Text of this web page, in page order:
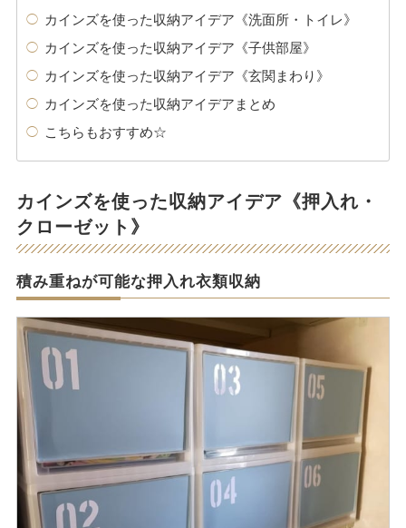
カインズを使った収納アイデア《洗面所・トイレ》
カインズを使った収納アイデア《子供部屋》
カインズを使った収納アイデア《玄関まわり》
カインズを使った収納アイデアまとめ
こちらもおすすめ☆
カインズを使った収納アイデア《押入れ・
クローゼット》
積み重ねが可能な押入れ衣類収納